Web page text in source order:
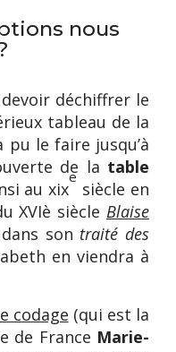
nous
déchiffrer le
tableau de la
pu le faire jusqu’à
de la table
au xix
e
siècle en
XVIè siècle Blaise
son traité des
en viendra à
codage (qui est la
de France Marie-